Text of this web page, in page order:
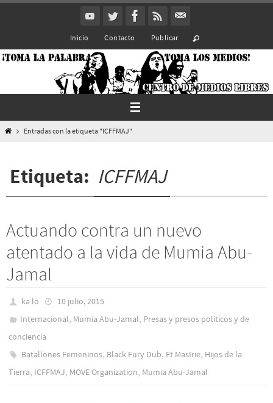
Inicio Contacto Publicar
InicioEntradas con la etiqueta "ICFFMAJ"
Etiqueta: ICFFMAJ
Actuando contra un nuevo
atentado a la vida de Mumia Abu-
Jamal
ka lo
10 julio, 2015
Internacional, Mumia Abu-Jamal, Presas y presos polí­ticos y de
conciencia
Batallones Femeninos, Black Fury Dub, Ft MasIrie, Hijos de la
Tierra, ICFFMAJ, MOVE Organization, Mumia Abu-Jamal